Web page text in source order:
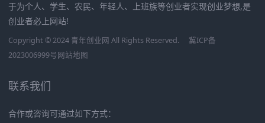
于为个人、学生、农民、年轻人、上班族等创业者实现创业梦想,是
创业者必上网站!
Copyright © 2024 青年创业网 All Rights Reserved.
冀ICP备
2023006999号网站地图
联系我们
合作或咨询可通过如下方式：